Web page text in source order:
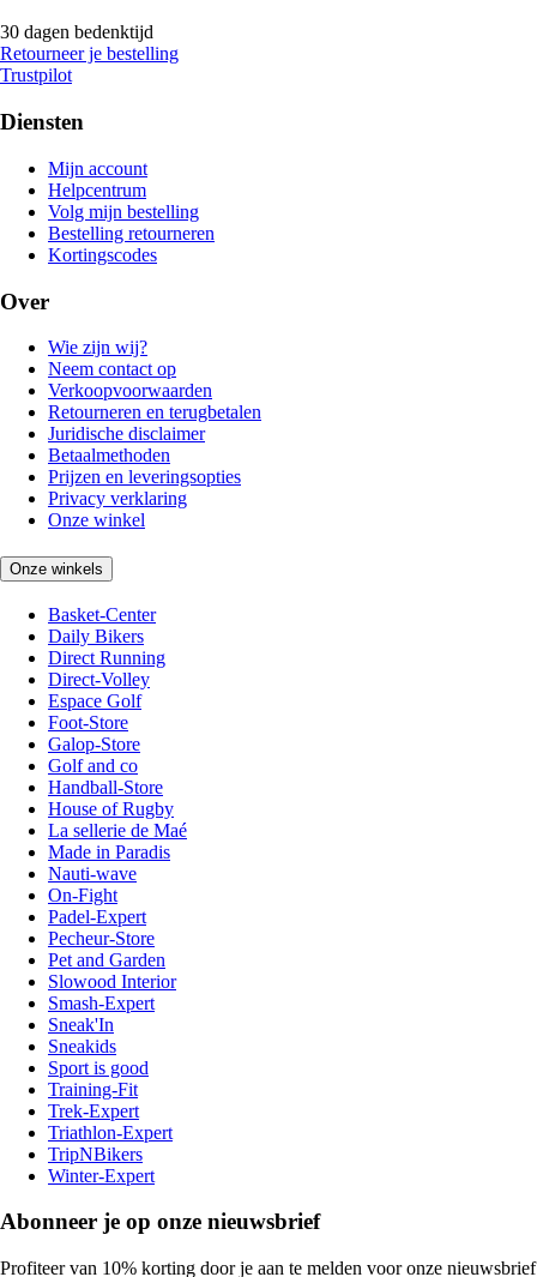
30 dagen bedenktijd
Retourneer je bestelling
Trustpilot
Diensten
Mijn account
Helpcentrum
Volg mijn bestelling
Bestelling retourneren
Kortingscodes
Over
Wie zijn wij?
Neem contact op
Verkoopvoorwaarden
Retourneren en terugbetalen
Juridische disclaimer
Betaalmethoden
Prijzen en leveringsopties
Privacy verklaring
Onze winkel
Onze winkels
Basket-Center
Daily Bikers
Direct Running
Direct-Volley
Espace Golf
Foot-Store
Galop-Store
Golf and co
Handball-Store
House of Rugby
La sellerie de Maé
Made in Paradis
Nauti-wave
On-Fight
Padel-Expert
Pecheur-Store
Pet and Garden
Slowood Interior
Smash-Expert
Sneak'In
Sneakids
Sport is good
Training-Fit
Trek-Expert
Triathlon-Expert
TripNBikers
Winter-Expert
Abonneer je op onze nieuwsbrief
Profiteer van 10% korting door je aan te melden voor onze nieuwsbrief